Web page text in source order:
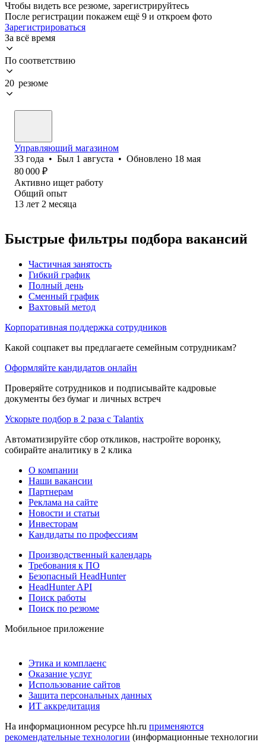
Чтобы видеть все резюме, зарегистрируйтесь
После регистрации покажем ещё 9 и откроем фото
Зарегистрироваться
За всё время
По соответствию
20 резюме
Управляющий магазином
33 года • Был 1 августа • Обновлено 18 мая
80 000 ₽
Активно ищет работу
Общий опыт
13 лет 2 месяца
Быстрые фильтры подбора вакансий
Частичная занятость
Гибкий график
Полный день
Сменный график
Вахтовый метод
Корпоративная поддержка сотрудников
Какой соцпакет вы предлагаете семейным сотрудникам?
Оформляйте кандидатов онлайн
Проверяйте сотрудников и подписывайте кадровые
документы без бумаг и личных встреч
Ускорьте подбор в 2 раза с Talantix
Автоматизируйте сбор откликов, настройте воронку,
собирайте аналитику в 2 клика
О компании
Наши вакансии
Партнерам
Реклама на сайте
Новости и статьи
Инвесторам
Кандидаты по профессиям
Производственный календарь
Требования к ПО
Безопасный HeadHunter
HeadHunter API
Поиск работы
Поиск по резюме
Мобильное приложение
Этика и комплаенс
Оказание услуг
Использование сайтов
Защита персональных данных
ИТ аккредитация
На информационном ресурсе hh.ru применяются
рекомендательные технологии (информационные технологии